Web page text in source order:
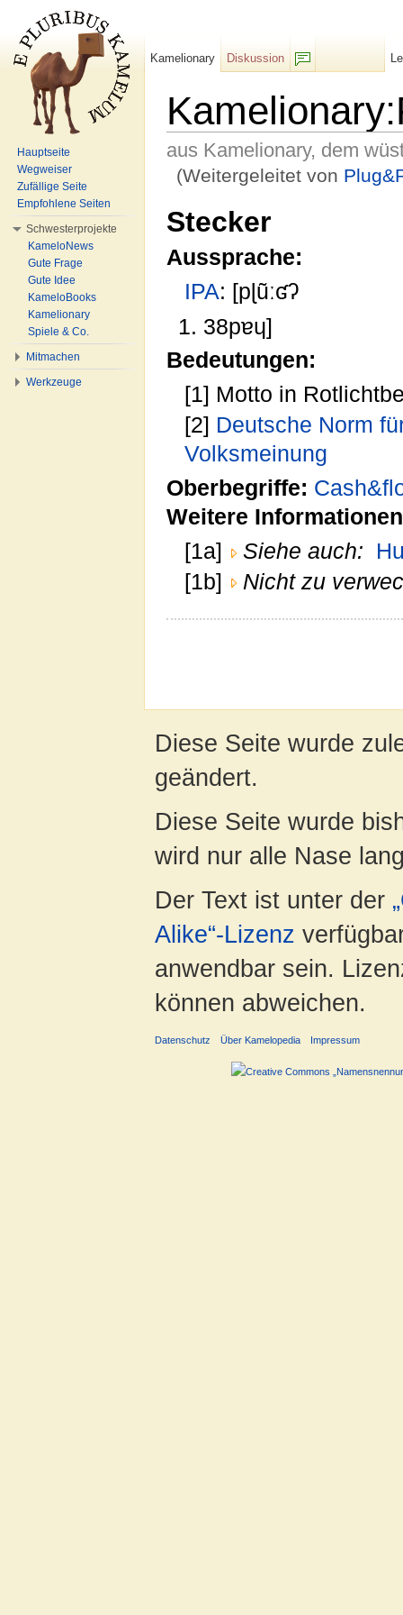
aus Kamelionary, dem
(Weitergeleitet von
Stecker
Aussprache:
IPA: [pɭũːʛʔ
38pɐɥ]
Bedeutungen:
[1] Motto in
[2] Deutsche Norm
Volksmeinung
Oberbegriffe:
Weitere
[1a]
Siehe auch:
[1b]
Nicht zu
Kamelionary
Diskussion
Hauptseite
Wegweiser
Zufällige Seite
Empfohlene Seiten
Schwesterprojekte
KameloNews
Gute Frage
Gute Idee
KameloBooks
Kamelionary
Spiele & Co.
Mitmachen
Werkzeuge
Diese Seite wurde
geändert.
Diese Seite wurde
wird nur alle Nase
Der Text ist unter der
Alike“-Lizenz
anwendbar sein.
können abweichen.
Datenschutz Über Kamelopedia Impressum